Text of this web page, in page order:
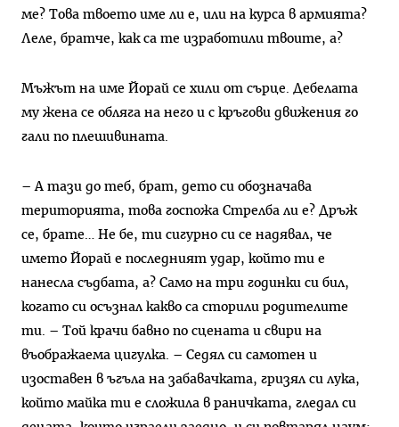
ме? Това твоето име ли е, или на курса в армията?
Леле, братче, как са те изработили твоите, а?
Мъжът на име Йорай се хили от сърце. Дебелата
му жена се обляга на него и с кръгови движения го
гали по плешивината.
– А тази до теб, брат, дето си обозначава
територията, това госпожа Стрелба ли е? Дръж
се, брате… Не бе, ти сигурно си се надявал, че
името Йорай е последният удар, който ти е
нанесла съдбата, а? Само на три годинки си бил,
когато си осъзнал какво са сторили родителите
ти. – Той крачи бавно по сцената и свири на
въображаема цигулка. – Седял си самотен и
изоставен в ъгъла на забавачката, гризял си лука,
който майка ти е сложила в раничката, гледал си